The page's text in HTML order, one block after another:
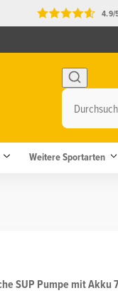
4.9/
Weitere Sportarten